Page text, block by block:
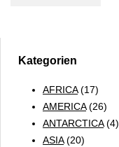
Kategorien
AFRICA(17)
AMERICA(26)
ANTARCTICA(4)
ASIA(20)